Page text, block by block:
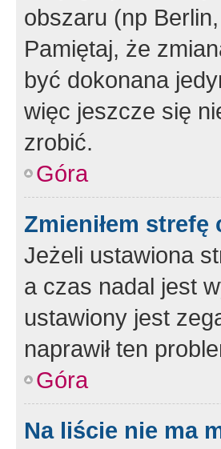
obszaru (np
Pamiętaj, że
być dokonana
więc jeszcze się
zrobić.
Góra
Zmieniłem strefę
Jeżeli ustawiona
a czas nadal jest
ustawiony jest
naprawił ten
Góra
Na liście nie ma